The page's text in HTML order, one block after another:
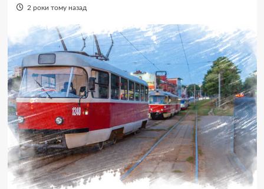
2 роки тому назад